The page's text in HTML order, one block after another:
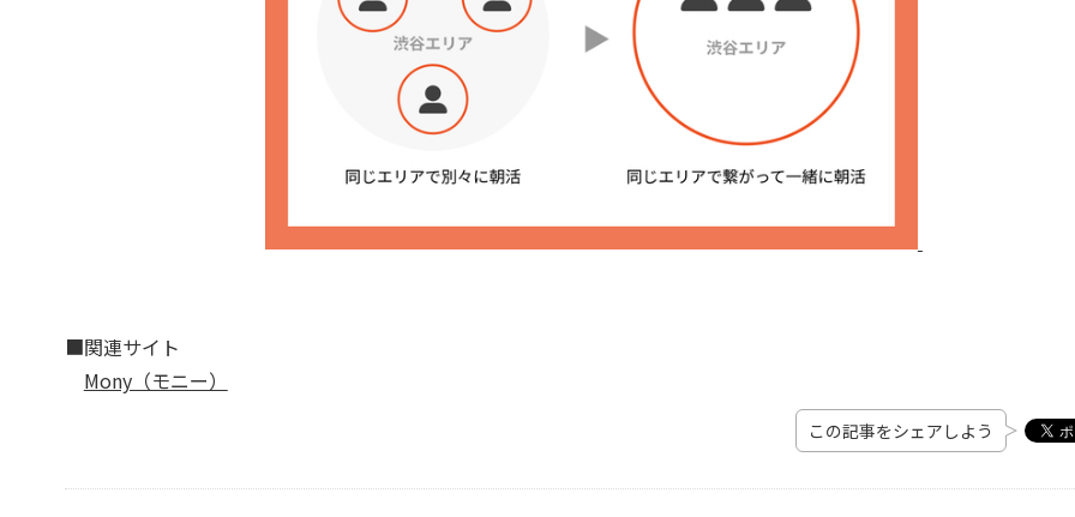
■関連サイト
Mony（モニー）
この記事をシェアしよう